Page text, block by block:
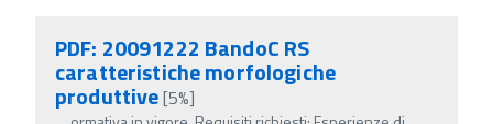
PDF: 20091222 BandoC RS
caratteristiche morfologiche
produttive[5%]